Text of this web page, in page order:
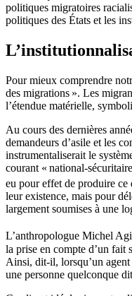
politiques migratoires
politiques des États et les
Pour mieux comprendre
des migrations ». Les
l’étendue matérielle,
Au cours des dernières
demandeurs d’asile et les
instrumentaliserait le
courant « national-
eu pour effet de produire
leur existence, mais pour
largement soumises à une
L’anthropologue Michel
la prise en compte d’un fait
Ainsi, dit-il, lorsqu’un agent
une personne quelconque